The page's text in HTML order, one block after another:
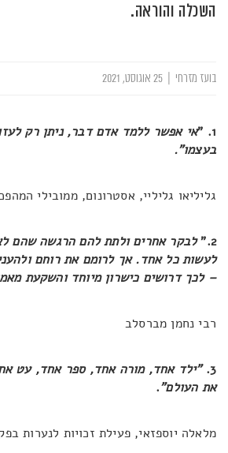
השכלה והוראה.
בועז מזרחי
1. "
אי אפשר ללמד אדם דבר, ניתן רק
בעצמו".
גליליאו גליליי, אסטרונום, ממובילי
2."
לבקר אחרים ולתת להם הרגשה שהם
לעשות כל אחד. אך לרומם את רוחם
– לכך דרושים כישרון מיוחד והשקעת
רבי נחמן מברסלב
3. "ילד אחד, מורה אחד, ספר אחד, עט
את העולם".
מלאלה יוספזאי, פעילת זכויות לנערות